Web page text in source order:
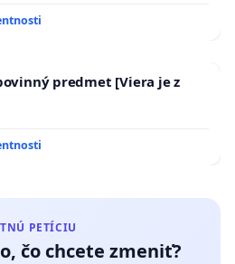
predmet [Viera je z
PETÍCIU
čo chcete zmeniť?